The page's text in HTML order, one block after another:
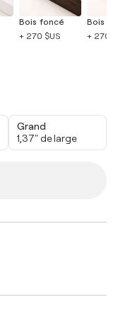
Bois foncé
+ 270 $US
Bois
+ 270
Grand
1,37" de large